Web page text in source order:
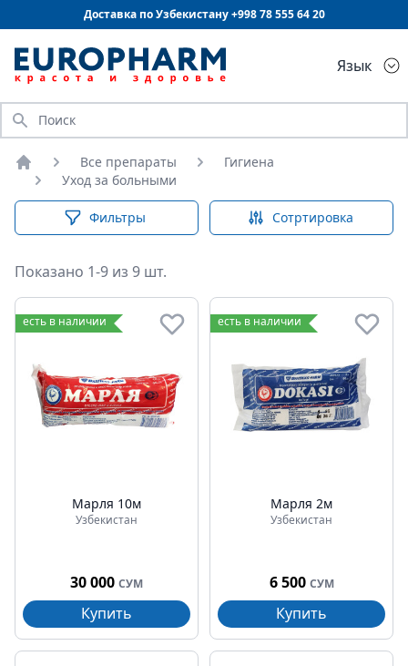
Доставка по Узбекистану +99878 555 64 20
Язык
Искать
Главная
Все препараты
Гигиена
Уход за больными
Фильтры Сотртировка
Показано 1-9 из 9 шт.
Уход за больными
есть в наличии
Марля 10м
Узбекистан
30 000 СУМ
Купить
есть в наличии
Марля 2м
Узбекистан
6 500 СУМ
Купить